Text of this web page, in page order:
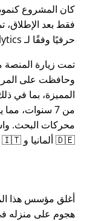
كان المشروع
فقط بعد الإطلاق،
حرفيًا وفقًا لـ Google Analytics.
وحافظت على
المميزة، بما في
من 7 سنوات،
محركات البحث.
🇩🇪 ألمانيا و 🇮🇹 إيطاليا.
هجوم على منزله